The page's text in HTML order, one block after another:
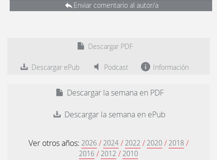
Enviar comentario al autor/a
Descargar PDF
Descargar ePub Podcast Información
Descargar la semana en PDF
Descargar la semana en ePub
Ver otros años: 2026 / 2024 / 2022 / 2020 / 2018 /
2016 / 2012 / 2010